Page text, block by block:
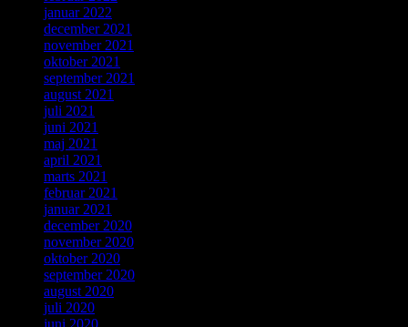
januar 2022
december 2021
november 2021
oktober 2021
september 2021
august 2021
juli 2021
juni 2021
maj 2021
april 2021
marts 2021
februar 2021
januar 2021
december 2020
november 2020
oktober 2020
september 2020
august 2020
juli 2020